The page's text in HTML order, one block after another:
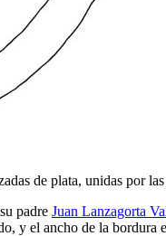
de plata, unidas por
padre Juan Lanzagorta
y el ancho de la